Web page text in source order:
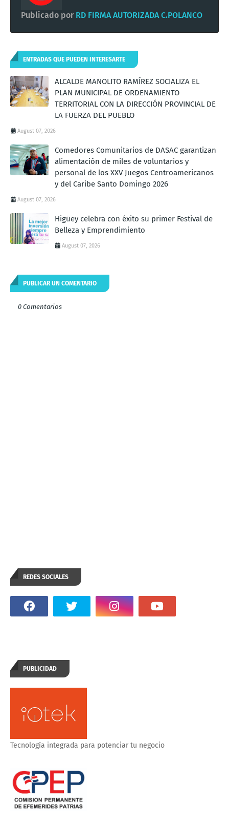
Publicado por RD FIRMA AUTORIZADA C.POLANCO
ENTRADAS QUE PUEDEN INTERESARTE
ALCALDE MANOLITO RAMÍREZ SOCIALIZA EL
PLAN MUNICIPAL DE ORDENAMIENTO
TERRITORIAL CON LA DIRECCIÓN PROVINCIAL DE
LA FUERZA DEL PUEBLO
August 07, 2026
Comedores Comunitarios de DASAC garantizan
alimentación de miles de voluntarios y
personal de los XXV Juegos Centroamericanos
y del Caribe Santo Domingo 2026
August 07, 2026
Higüey celebra con éxito su primer Festival de
Belleza y Emprendimiento
August 07, 2026
PUBLICAR UN COMENTARIO
0 Comentarios
REDES SOCIALES
PUBLICIDAD
Tecnología integrada para potenciar tu negocio